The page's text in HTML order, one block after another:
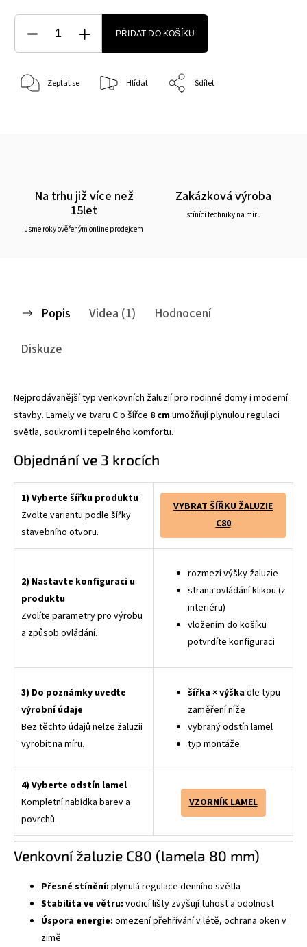
PŘIDAT DO KOŠÍKU
Zeptat se Hlídat Sdílet
Na trhu již více než
15let
Jsme roky ověřeným online prodejcem
Zakázková výroba
stínící techniky na míru
Popis Videa (1)
Hodnocení
Diskuze
Nejprodávanější typ venkovních žaluzií pro rodinné domy i moderní
stavby. Lamely ve tvaru Co šířce 8 cmumožňují plynulou regulaci
světla, soukromí i tepelného komfortu.
Objednání ve 3 krocích
1) Vyberte šířku produktu
Zvolte variantu podle šířky
stavebního otvoru.
VYBRAT ŠÍŘKU ŽALUZIE
C80
2) Nastavte konfiguraci u
produktu
Zvolíte parametry pro výrobu
a způsob ovládání.
rozmezí výšky žaluzie
strana ovládání klikou (z
interiéru)
vložením do košíku
potvrdíte konfiguraci
3) Do poznámky uveďte
výrobní údaje
Bez těchto údajů nelze žaluzii
vyrobit na míru.
šířka × výškadle typu
zaměření níže
vybraný odstín lamel
typ montáže
4) Vyberte odstín lamel
Kompletní nabídka barev a
povrchů.
VZORNÍK LAMEL
Venkovní žaluzie C80 (lamela 80 mm)
Přesné stínění: plynulá regulace denního světla
Stabilita ve větru: vodicí lišty zvyšují tuhost a odolnost
Úspora energie: omezení přehřívání v létě, ochrana oken v
zimě